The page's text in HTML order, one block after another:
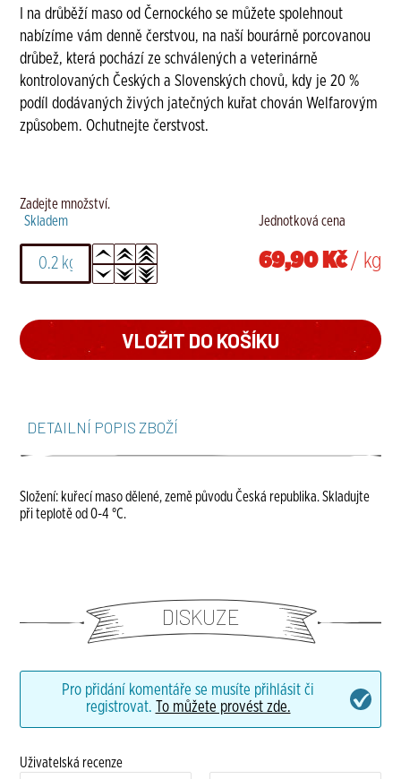
I na drůběží maso od Černockého se můžete spolehnout
nabízíme vám denně čerstvou, na naší bourárně porcovanou
drůbež, která pochází ze schválených a veterinárně
kontrolovaných Českých a Slovenských chovů, kdy je 20 %
podíl dodávaných živých jatečných kuřat chován Welfarovým
způsobem. Ochutnejte čerstvost.
Zadejte množství.
Skladem
Jednotková cena
69,90 Kč/ kg
DETAILNÍ POPIS ZBOŽÍ
Složení: kuřecí maso dělené, země původu Česká republika. Skladujte
při teplotě od 0-4 °C.
DISKUZE
Pro přidání komentáře se musíte přihlásit či
registrovat. To můžete provést zde.
Uživatelská recenze